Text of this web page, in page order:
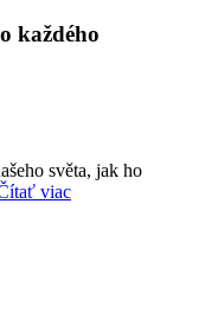
každého
světa, jak ho
viac